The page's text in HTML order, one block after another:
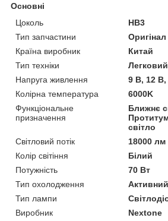
Основні
Цоколь
HB3
Тип запчастини
Оригінал
Країна виробник
Китай
Тип техніки
Напруга живлення
9 В, 12
Колірна температура
6000K
Функціональне
призначення
Ближнє
світло
Світловий потік
18000 лм
Колір світіння
Білий
Потужність
70 Вт
Тип охолодження
Активний
Тип лампи
Виробник
Nextone